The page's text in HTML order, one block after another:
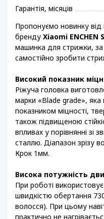
Гарантія, місяців
Пропонуємо новинку від
бренду Xiaomi ENCHEN
машинка для стрижки,
самостійно зробити
Високий показник
Ріжуча головка
марки «Blade grade», яка
показником міцності,
також підвищеною
впливах у порівнянні зі
сталлю. Діапазон зрізу
Крок 1мм.
Висока потужність
При роботі
швидкістю обертання
волосся). При цьому
практично не